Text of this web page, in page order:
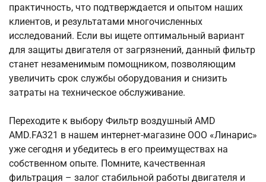
практичность, что подтверждается и опытом наших
клиентов, и результатами многочисленных
исследований. Если вы ищете оптимальный вариант
для защиты двигателя от загрязнений, данный фильтр
станет незаменимым помощником, позволяющим
увеличить срок службы оборудования и снизить
затраты на техническое обслуживание.
Переходите к выбору Фильтр воздушный AMD
AMD.FA321 в нашем интернет-магазине ООО «Линарис»
уже сегодня и убедитесь в его преимуществах на
собственном опыте. Помните, качественная
фильтрация – залог стабильной работы двигателя и